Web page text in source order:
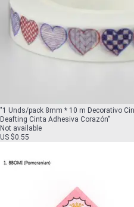
"1 Unds/pack 8mm * 10 m Decorativo
Deafting Cinta Adhesiva Corazón"
Not available
US $0.55